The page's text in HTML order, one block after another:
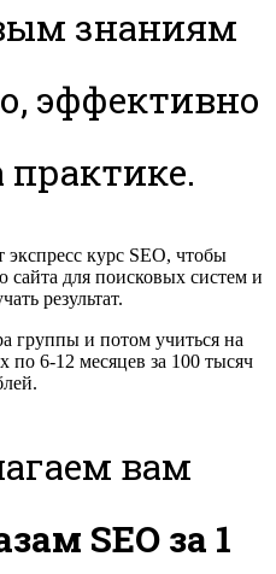
знаниям
эффективно
практике.
курс SEO, чтобы
сайта для поисковых систем и
результат.
группы и потом учиться на
6-12 месяцев за 100 тысяч
вам
SEO за 1